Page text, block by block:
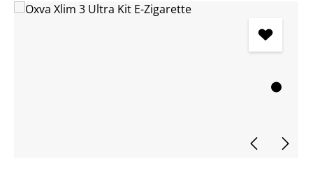
Bildergalerie überspringen